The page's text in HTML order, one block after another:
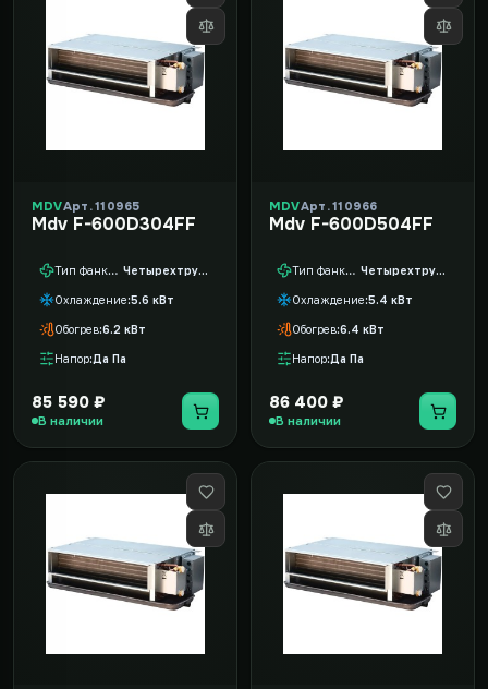
MDVАрт. 110965
Mdv F-600D304FF
Тип фанкойла Четырехтрубный
Охлаждение 5.6 кВт
Обогрев 6.2 кВт
Напор Да Па
85 590 ₽
В наличии
MDVАрт. 110966
Mdv F-600D504FF
Тип фанкойла Четырехтрубный
Охлаждение 5.4 кВт
Обогрев 6.4 кВт
Напор Да Па
86 400 ₽
В наличии